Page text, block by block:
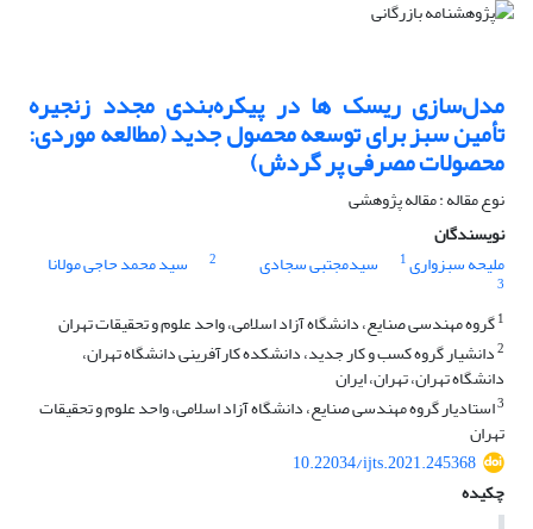
مدل‌سازی ریسک‌ ها در پیکره‌بندی مجدد زنجیره
تأمین سبز برای توسعه محصول جدید (مطالعه موردی:
محصولات مصرفی پر گردش)
نوع مقاله : مقاله پژوهشی
نویسندگان
ملیحه سبزواری1 سیدمجتبی سجادی 2 سید محمد حاجی مولانا
3
1گروه مهندسی صنایع، دانشگاه آزاد اسلامی، واحد علوم و تحقیقات تهران
2دانشیار گروه کسب و کار جدید، دانشکده کارآفرینی دانشگاه تهران،
دانشگاه تهران، تهران، ایران
3استادیار گروه مهندسی صنایع، دانشگاه آزاد اسلامی، واحد علوم و تحقیقات
تهران
10.22034/ijts.2021.245368
چکیده